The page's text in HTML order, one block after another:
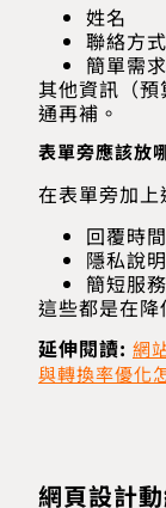
姓名
聯絡方
簡單需
其他資訊（
通再補。
表單旁應該放
在表單旁加上
回覆時
隱私說
簡短服
這些都是在降
延伸閱讀: 網
與轉換率優化
網頁設計